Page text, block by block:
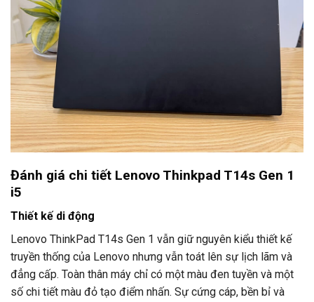
Đánh giá chi tiết Lenovo Thinkpad T14s Gen 1
i5
Thiết kế di động
Lenovo ThinkPad T14s Gen 1 vẫn giữ nguyên kiểu thiết kế
truyền thống của Lenovo nhưng vẫn toát lên sự lịch lãm và
đẳng cấp. Toàn thân máy chỉ có một màu đen tuyền và một
số chi tiết màu đỏ tạo điểm nhấn. Sự cứng cáp, bền bỉ và